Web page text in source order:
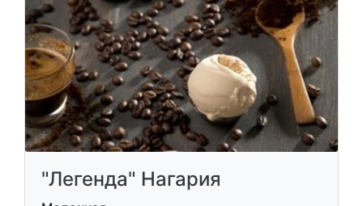
"Легенда" Нагария